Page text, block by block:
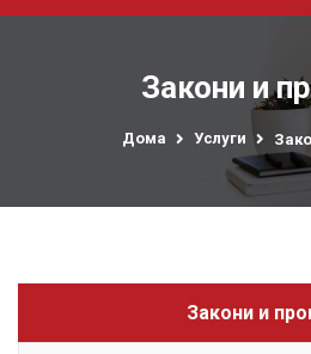
Закони и
Дома Услуги
Закони и